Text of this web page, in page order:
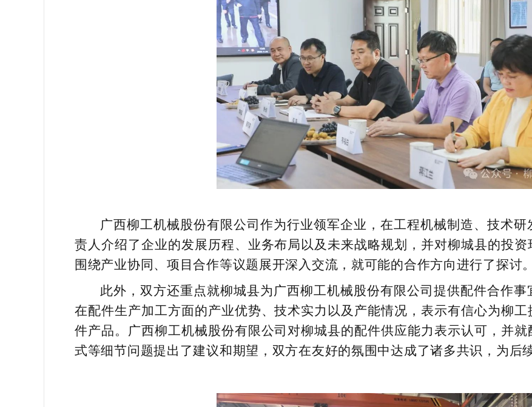
广西柳工机械股份有限公司作为行业领军企业，在工程机械制造、技术
责人介绍了企业的发展历程、业务布局以及未来战略规划，并对柳城县的投
围绕产业协同、项目合作等议题展开深入交流，就可能的合作方向进行了探讨。
此外，双方还重点就柳城县为广西柳工机械股份有限公司提供配件合作
在配件生产加工方面的产业优势、技术实力以及产能情况，表示有信心为柳
件产品。广西柳工机械股份有限公司对柳城县的配件供应能力表示认可，并
式等细节问题提出了建议和期望，双方在友好的氛围中达成了诸多共识，为后